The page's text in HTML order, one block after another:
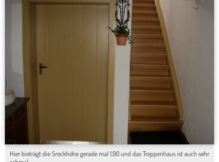
Hier bieträgt die Srockhöhe gerade mal 1,90 und das Treppenhaus ist auch sehr